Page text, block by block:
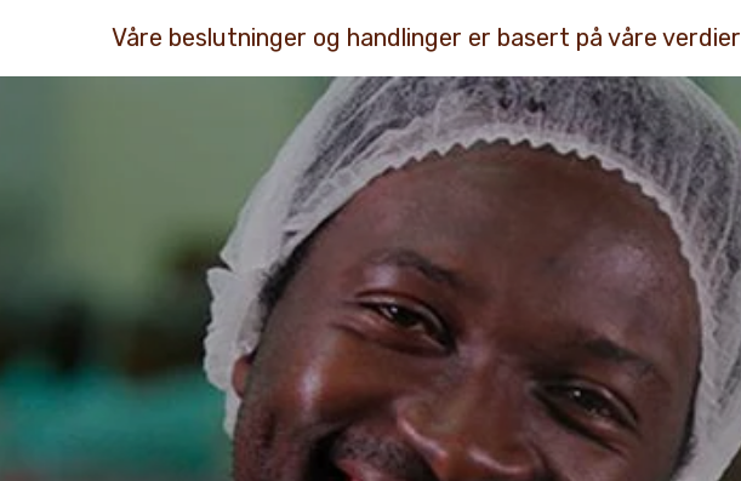
Våre beslutninger og handlinger er basert på våre verdier